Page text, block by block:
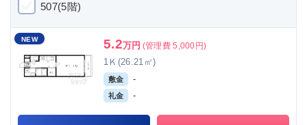
507(5階)
NEW 5.2万円 (管理費 5,000円)
1Ｋ(26.21㎡)
敷金 -
礼金 -